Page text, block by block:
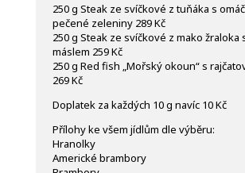
250 g Steak ze svíčkové z tuňáka s
pečené zeleniny 289 Kč
250 g Steak ze svíčkové z mako žraloka
máslem 259 Kč
250 g Red fish „Mořský okoun“ s
269 Kč
Doplatek za každých 10 g navíc 10 Kč
Přílohy ke všem jídlům dle výběru:
Hranolky
Americké brambory